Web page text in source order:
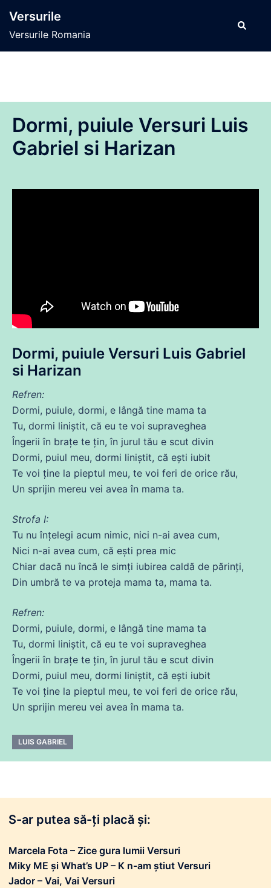
conținut
Versurile
Versurile Romania
Caută
Dormi, puiule Versuri Luis
Gabriel si Harizan
Dormi, puiule Versuri Luis Gabriel
si Harizan
Refren:
Dormi, puiule, dormi, e lângă tine mama ta
Tu, dormi liniștit, că eu te voi supraveghea
Îngerii în brațe te țin, în jurul tău e scut divin
Dormi, puiul meu, dormi liniștit, că ești iubit
Te voi ține la pieptul meu, te voi feri de orice rău,
Un sprijin mereu vei avea în mama ta.
Strofa I:
Tu nu înțelegi acum nimic, nici n-ai avea cum,
Nici n-ai avea cum, că ești prea mic
Chiar dacă nu încă le simți iubirea caldă de părinți,
Din umbră te va proteja mama ta, mama ta.
Refren:
Dormi, puiule, dormi, e lângă tine mama ta
Tu, dormi liniștit, că eu te voi supraveghea
Îngerii în brațe te țin, în jurul tău e scut divin
Dormi, puiul meu, dormi liniștit, că ești iubit
Te voi ține la pieptul meu, te voi feri de orice rău,
Un sprijin mereu vei avea în mama ta.
LUIS GABRIEL
S-ar putea să-ți placă și:
Marcela Fota – Zice gura lumii Versuri
Miky ME și What’s UP – K n-am știut Versuri
Jador – Vai, Vai Versuri